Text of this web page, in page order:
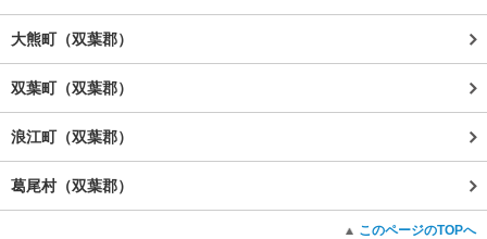
大熊町（双葉郡）
双葉町（双葉郡）
浪江町（双葉郡）
葛尾村（双葉郡）
このページのTOPへ